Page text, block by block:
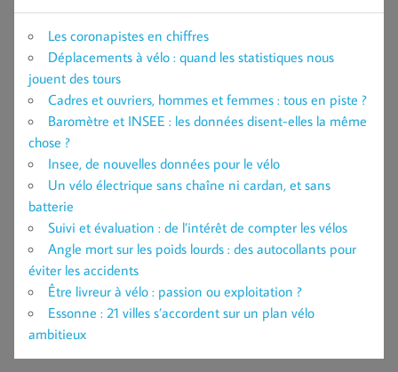
Les coronapistes en chiffres
Déplacements à vélo : quand les statistiques nous
jouent des tours
Cadres et ouvriers, hommes et femmes : tous en piste ?
Baromètre et INSEE : les données disent-elles la même
chose ?
Insee, de nouvelles données pour le vélo
Un vélo électrique sans chaîne ni cardan, et sans
batterie
Suivi et évaluation : de l’intérêt de compter les vélos
Angle mort sur les poids lourds : des autocollants pour
éviter les accidents
Être livreur à vélo : passion ou exploitation ?
Essonne : 21 villes s’accordent sur un plan vélo
ambitieux